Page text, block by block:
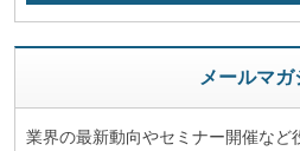
メールマガ
業界の最新動向やセミナー開催など